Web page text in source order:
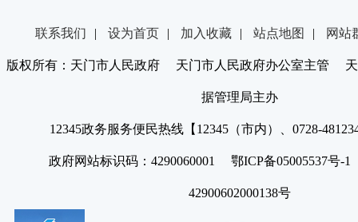
联系我们 | 设为首页 | 加入收藏 | 站点地图 | 网站
版权所有：天门市人民政府 天门市人民政府办公室主管 天
据管理局主办
12345政务服务便民热线【12345（市内）、0728-
政府网站标识码：4290060001 鄂ICP备05005537号
42900602000138号